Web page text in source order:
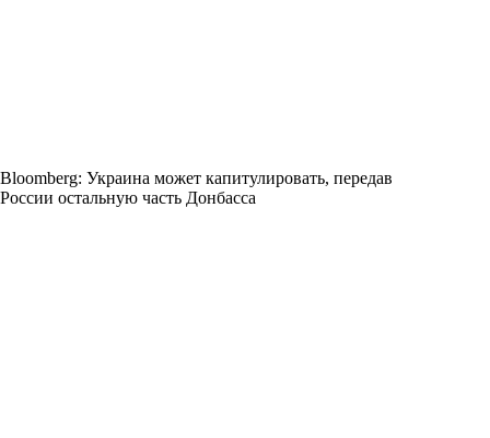
Bloomberg: Украина может капитулировать, передав
России остальную часть Донбасса